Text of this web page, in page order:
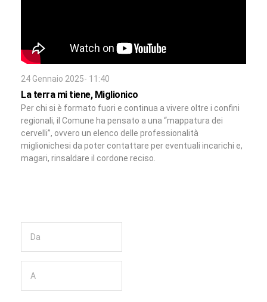
24 Gennaio 2025- 11:40
La terra mi tiene, Miglionico
Per chi si è formato fuori e continua a vivere oltre i confini
regionali, il Comune ha pensato a una “mappatura dei
cervelli”, ovvero un elenco delle professionalità
miglionichesi da poter contattare per eventuali incarichi e,
magari, rinsaldare il cordone reciso.